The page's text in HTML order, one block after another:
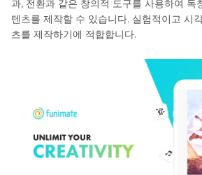
과, 전환과 같은 창의적 도구를 사용하여 독
텐츠를 제작할 수 있습니다. 실험적이고 시
츠를 제작하기에 적합합니다.